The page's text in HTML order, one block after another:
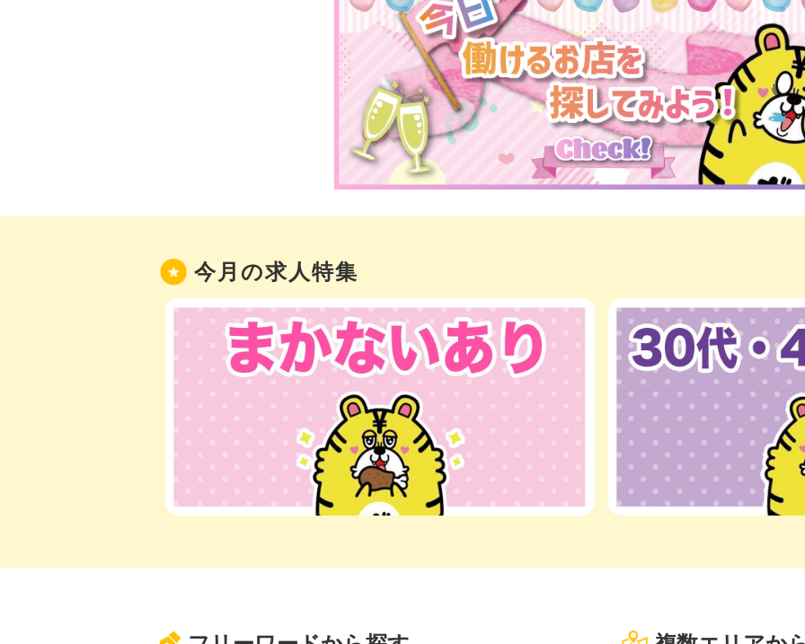
今月の求人特集